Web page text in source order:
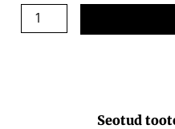
120
x
Seotud